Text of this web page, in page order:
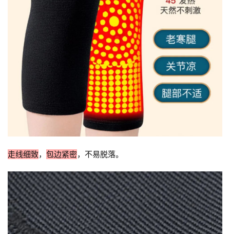
走线细致， 包边紧密，不易脱落。